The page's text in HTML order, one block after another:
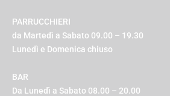
PARRUCCHIERI
da Martedì a Sabato 09.00 – 19.30
Lunedì e Domenica chiuso
BAR
Da Lunedì a Sabato 08.00 – 20.00